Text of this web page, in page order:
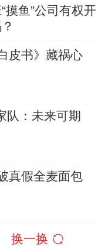
“摸鱼”公司有权开
皮书》藏祸心
队：未来可期
真假全麦面包
换一换